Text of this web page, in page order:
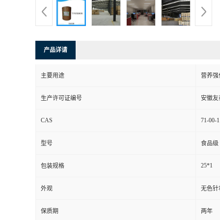
产品详请
主要用途 营养强
生产许可证编号 安徽友
CAS 71-00-1
型号 食品级
包装规格 25*1
外观 无色针
保质期 两年